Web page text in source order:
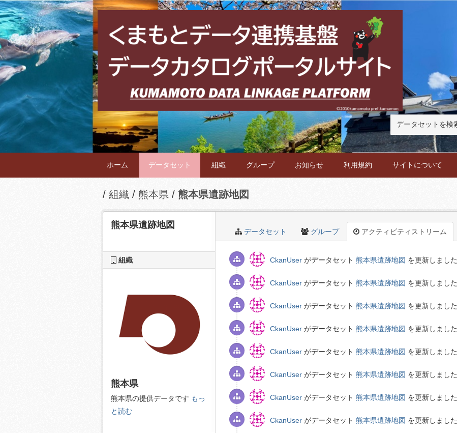
ホーム データセット 組織 グループ お知らせ 利用規約 サイトについて
組織 熊本県 熊本県遺跡地図
データセット グループ アクティビティストリーム
CkanUser がデータセット 熊本県遺跡地図 を更新しました
CkanUser がデータセット 熊本県遺跡地図 を更新しました
CkanUser がデータセット 熊本県遺跡地図 を更新しました
CkanUser がデータセット 熊本県遺跡地図 を更新しました
CkanUser がデータセット 熊本県遺跡地図 を更新しました
CkanUser がデータセット 熊本県遺跡地図 を更新しました
CkanUser がデータセット 熊本県遺跡地図 を更新しました
CkanUser がデータセット 熊本県遺跡地図 を更新しました
熊本県遺跡地図
組織
熊本県
熊本県の提供データです もっ
と読む